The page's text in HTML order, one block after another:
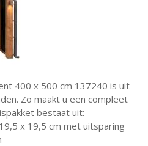
400 x 500 cm 137240 is uit
Zo maakt u een compleet
bestaat uit:
x 19,5 cm met uitsparing